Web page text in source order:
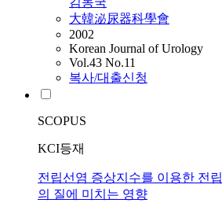
大韓泌尿器科學會
2002
Korean Journal of Urology
Vol.43 No.11
복사/대출신청
SCOPUS
KCI등재
전립선염 증상지수를 이용한 전
의 질에 미치는 영향